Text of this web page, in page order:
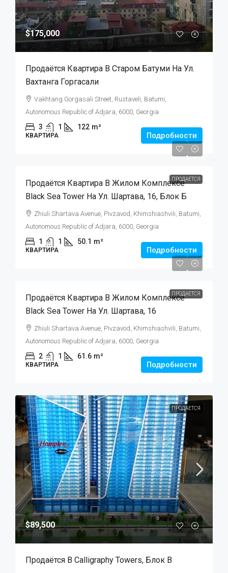
$175,000
Продаётся Квартира В Старом Батуми На Ул.
Вахтанга Горгасали
Vakhtang Gorgasali Street, Rustaveli, Batumi,
Autonomous Republic of Adjara, 6000, Georgia
3 1 122 m²
КВАРТИРА Подробности
ПРОДАЕТСЯ
Продаётся Квартира В Жилом Комплексе
Black Sea Tower На Ул. Шартава, 16, Блок Б
Zhiuli Shartava Avenue, Pivzavod, Khimshiashvili, Batumi,
Autonomous Republic of Adjara, 6000, Georgia
1 1 50.1 m²
КВАРТИРА Подробности
ПРОДАЕТСЯ
Продаётся Квартира В Жилом Комплексе
Black Sea Tower На Ул. Шартава, 16
Zhiuli Shartava Avenue, Pivzavod, Khimshiashvili, Batumi,
Autonomous Republic of Adjara, 6000, Georgia
2 1 61.6 m²
КВАРТИРА Подробности
ПРОДАЕТСЯ
$89,500
Продаётся В Calligraphy Towers, Блок B